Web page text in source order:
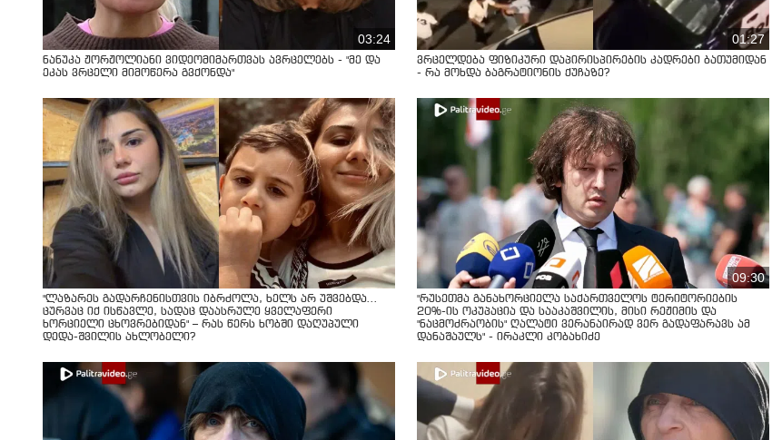
03:24
ნანუკა ჟორჟოლიანი ვიდეომიმართვას ავრცელებს - "მე და
ეკას ვრცელი მიმოწერა გვქონდა"
01:27
ვრცელდება ფიზიკური დაპირისპირების კადრები ბათუმიდან
- რა მოხდა ბაგრატიონის ქუჩაზე?
"ლაზარეს გადარჩენისთვის იბრძოლა, ხელს არ უშვებდა…
ცურვაც იქ ისწავლე, სადაც დაასრულე ყველაფერი
ხორციელი ცხოვრებიდან" – რას წერს ხობში დაღუპული
დედა-შვილის ახლობელი?
09:30
"რუსეთმა განახორციელა საქართველოს ტერიტორიების
20%-ის ოკუპაცია და სააკაშვილის, მისი რეჟიმის და
"ნაცმოძრაობის" ღალატი ვერანაირად ვერ გადაფარავს ამ
დანაშაულს" - ირაკლი კობახიძე